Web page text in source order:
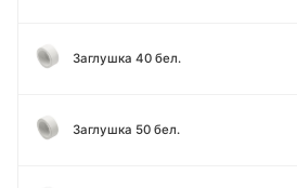
Заглушка 40 бел.
Заглушка 50 бел.